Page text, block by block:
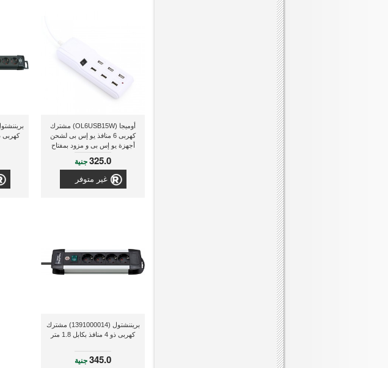
أوميجا (OL6USB15W) مشترك
كهربى 6 منافذ يو إس بى لشحن
أجهزة يو إس بى و مزود بمفتاح
تشغيل
325.0جنية
غير متوفر
بريننشتول (1391000014) مشترك
كهربى ذو 4 منافذ بكابل 1.8 متر
345.0جنية